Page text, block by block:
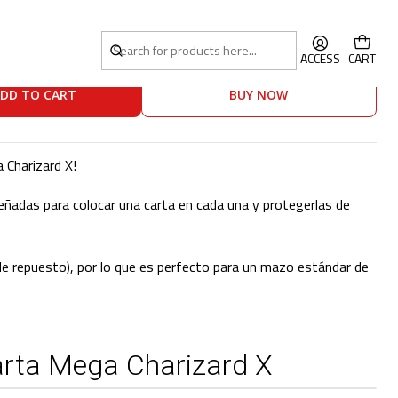
ACCESS CART
TO CART BUY NOW
Charizard X!
para colocar una carta en cada una y protegerlas de
repuesto), por lo que es perfecto para un mazo estándar de
Mega Charizard X